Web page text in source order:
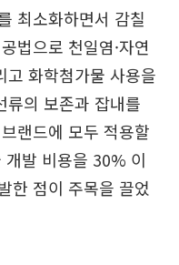
최소화하면서 감칠
법으로 천일염·자연
고 화학첨가물 사용을
류의 보존과 잡내를
랜드에 모두 적용할
발 비용을 30% 이
한 점이 주목을 끌었